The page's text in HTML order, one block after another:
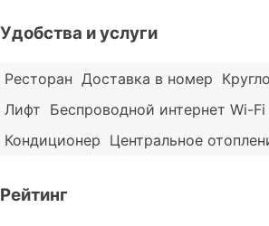
Удобства и услуги
Ресторан Доставка в номер
Лифт Беспроводной интернет Wi-Fi
Кондиционер Центральное
Рейтинг